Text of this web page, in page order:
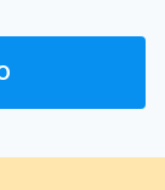
web